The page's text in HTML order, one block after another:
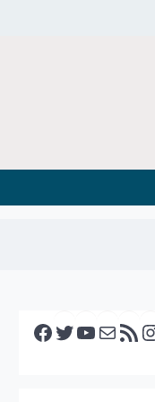
Facebook Twitter YouTube E-mail RSS feed